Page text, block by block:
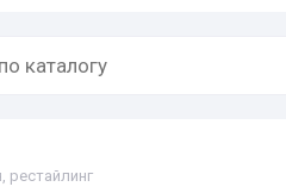
рестайлинг